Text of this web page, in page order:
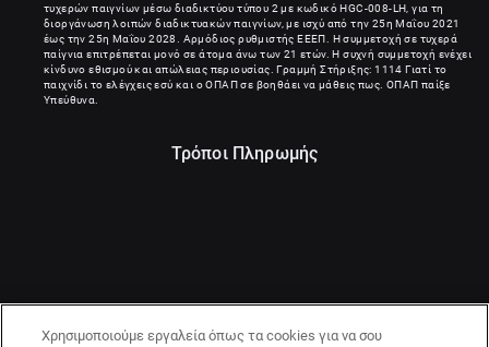
τυχερών παιγνίων μέσω διαδικτύου τύπου 2 με κωδικό HGC-008-LH, για τη
διοργάνωση λοιπών διαδικτυακών παιγνίων, με ισχύ από την 25η Μαΐου 2021
έως την 25η Μαΐου 2028. Αρμόδιος ρυθμιστής ΕΕΕΠ. Η συμμετοχή σε τυχερά
παίγνια επιτρέπεται μονό σε άτομα άνω των 21 ετών. Η συχνή συμμετοχή ενέχει
κίνδυνο εθισμού και απώλειας περιουσίας. Γραμμή Στήριξης: 1114 Γιατί το
παιχνίδι το ελέγχεις εσύ και ο ΟΠΑΠ σε βοηθάει να μάθεις πως. ΟΠΑΠ παίξε
Υπεύθυνα.
Τρόποι Πληρωμής
Χρησιμοποιούμε εργαλεία όπως τα cookies για να σου